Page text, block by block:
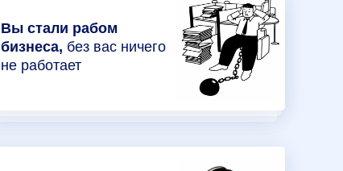
Вы стали рабом
бизнеса, без вас ничего
не работает